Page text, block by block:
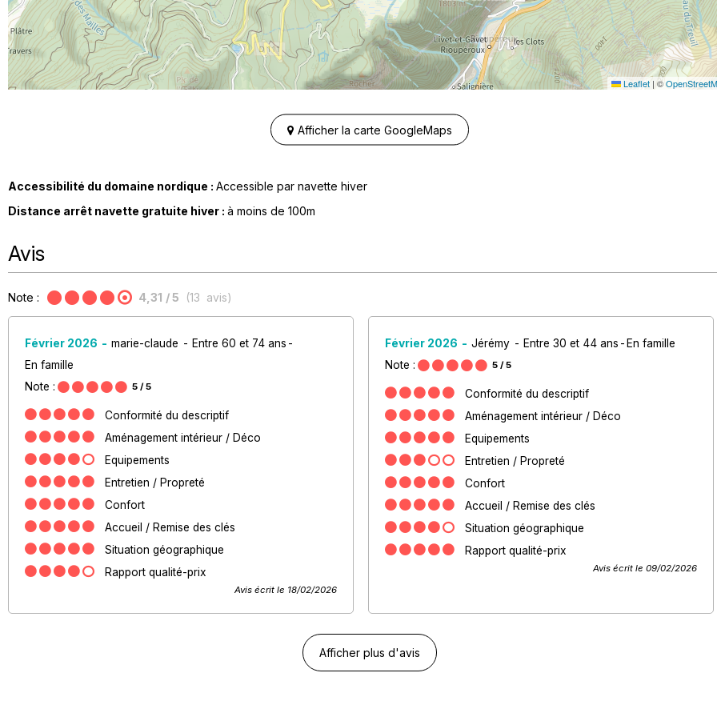
Leaflet | ©
Afficher la carte GoogleMaps
Accessibilité du domaine nordique : Accessible par navette hiver
Distance arrêt navette gratuite hiver : à moins de 100m
Avis
Note : 4,31 / 5 (13 avis)
Février 2026 marie-claude
Entre 60 et 74 ans
En famille
Note :
5 / 5
Conformité du descriptif
Aménagement intérieur / Déco
Equipements
Entretien / Propreté
Confort
Accueil / Remise des clés
Situation géographique
Rapport qualité-prix
Avis écrit le 18/02/2026
Février 2026 Jérémy Entre 30 et 44 ans
En famille
Note :
5 / 5
Conformité du descriptif
Aménagement intérieur / Déco
Equipements
Entretien / Propreté
Confort
Accueil / Remise des clés
Situation géographique
Rapport qualité-prix
Avis écrit le 09/02/2026
Afficher plus d'avis